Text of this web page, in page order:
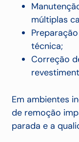
múltiplas
técnica;
Correção
Em ambientes
de remoção
parada e a